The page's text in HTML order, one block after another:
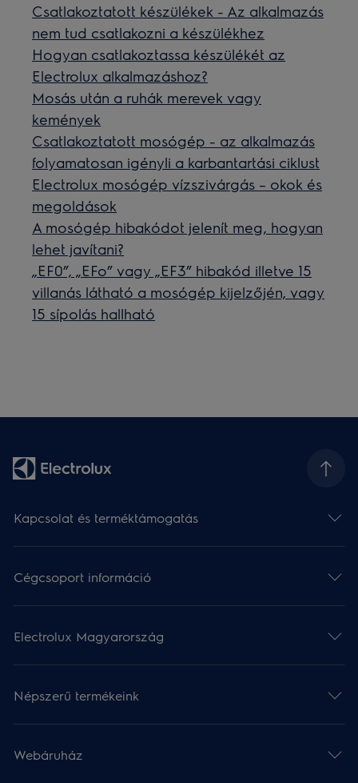
Csatlakoztatott készülékek - Az alkalmazás
nem tud csatlakozni a készülékhez
Hogyan csatlakoztassa készülékét az
Electrolux alkalmazáshoz?
Mosás után a ruhák merevek vagy
kemények
Csatlakoztatott mosógép - az alkalmazás
folyamatosan igényli a karbantartási ciklust
Electrolux mosógép vízszivárgás – okok és
megoldások
A mosógép hibakódot jelenít meg, hogyan
lehet javítani?
„EF0”, „EFo” vagy „EF3” hibakód illetve 15
villanás látható a mosógép kijelzőjén, vagy
15 sípolás hallható
Kapcsolat és terméktámogatás
Cégcsoport információ
Electrolux Magyarország
Népszerű termékeink
Webáruház​